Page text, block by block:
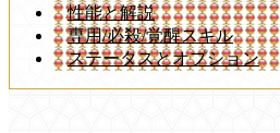
性能と解説
専用/必殺/覚醒スキル
ステータスとオプション